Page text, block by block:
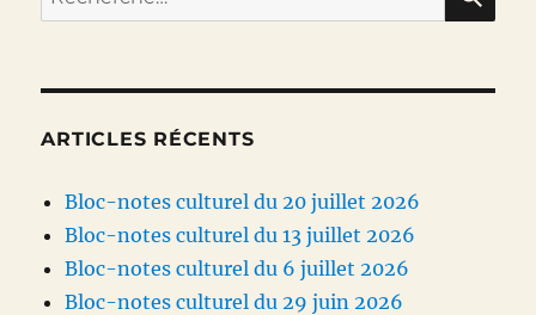
pour :
ARTICLES RÉCENTS
Bloc-notes culturel du 20 juillet 2026
Bloc-notes culturel du 13 juillet 2026
Bloc-notes culturel du 6 juillet 2026
Bloc-notes culturel du 29 juin 2026